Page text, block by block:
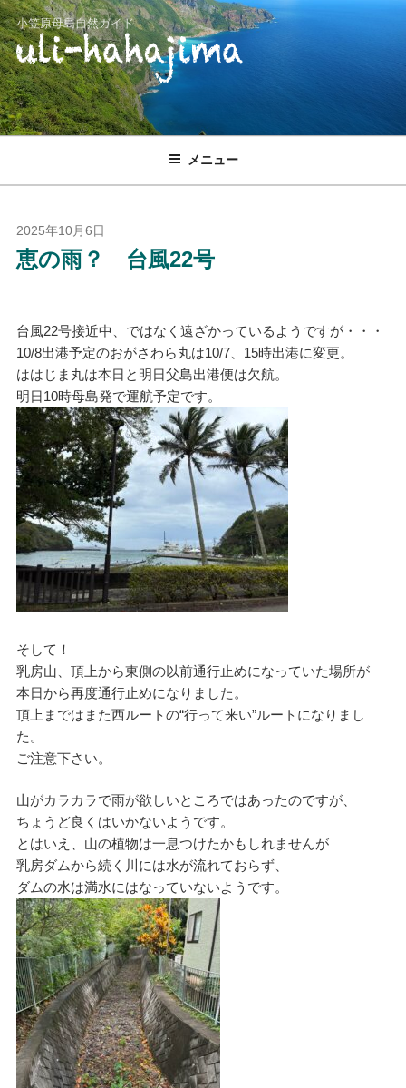
コ
ン
テ
ン
ツ
へ
ス
ッ
小笠原母島自然ガイド
メニュー
投
稿
日:
2025年10月6日
恵の雨？ 台風22号
台風22号接近中、ではなく遠ざかっているようですが・・・
10/8出港予定のおがさわら丸は10/7、15時出港に変更。
ははじま丸は本日と明日父島出港便は欠航。
明日10時母島発で運航予定です。
そして！
乳房山、頂上から東側の以前通行止めになっていた場所が
本日から再度通行止めになりました。
頂上まではまた西ルートの“行って来い”ルートになりまし
た。
ご注意下さい。
山がカラカラで雨が欲しいところではあったのですが、
ちょうど良くはいかないようです。
とはいえ、山の植物は一息つけたかもしれませんが
乳房ダムから続く川には水が流れておらず、
ダムの水は満水にはなっていないようです。